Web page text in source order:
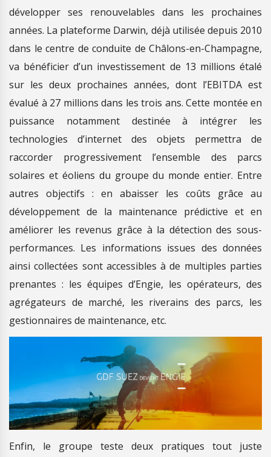
développer ses renouvelables dans les prochaines
années. La plateforme Darwin, déjà utilisée depuis 2010
dans le centre de conduite de Châlons-en-Champagne,
va bénéficier d’un investissement de 13 millions étalé
sur les deux prochaines années, dont l’EBITDA est
évalué à 27 millions dans les trois ans. Cette montée en
puissance notamment destinée à intégrer les
technologies d’internet des objets permettra de
raccorder progressivement l’ensemble des parcs
solaires et éoliens du groupe du monde entier. Entre
autres objectifs : en abaisser les coûts grâce au
développement de la maintenance prédictive et en
améliorer les revenus grâce à la détection des sous-
performances. Les informations issues des données
ainsi collectées sont accessibles à de multiples parties
prenantes : les équipes d’Engie, les opérateurs, des
agrégateurs de marché, les riverains des parcs, les
gestionnaires de maintenance, etc.
Enfin, le groupe teste deux pratiques tout juste